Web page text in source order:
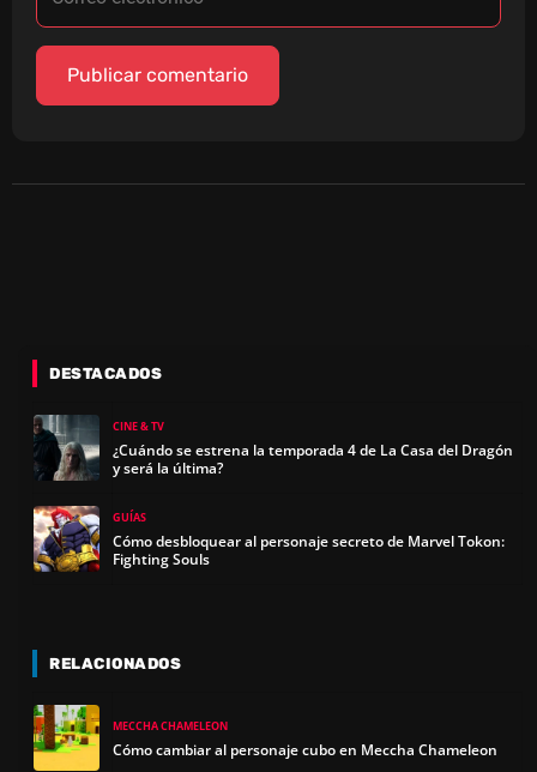
DESTACADOS
CINE & TV
¿Cuándo se estrena la temporada 4 de La Casa del Dragón
y será la última?
GUÍAS
Cómo desbloquear al personaje secreto de Marvel Tokon:
Fighting Souls
RELACIONADOS
MECCHA CHAMELEON
Cómo cambiar al personaje cubo en Meccha Chameleon